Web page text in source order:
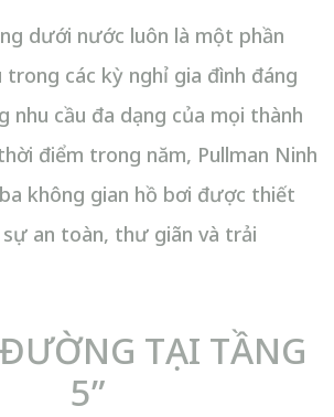
dưới nước luôn là một phần
các kỳ nghỉ gia đình đáng
nhu cầu đa dạng của mọi thành
điểm trong năm, Pullman Ninh
không gian hồ bơi được thiết
an toàn, thư giãn và trải
TẠI TẦNG
5”